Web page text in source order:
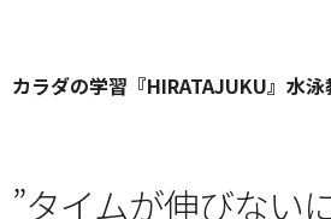
カラダの学習『HIRATAJUKU』水泳
”タイムが伸びない